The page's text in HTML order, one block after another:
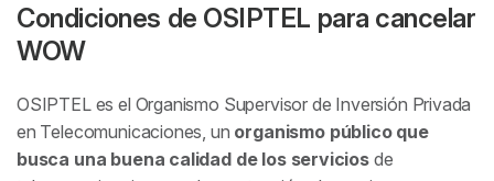
Condiciones de OSIPTEL para cancelar
WOW
OSIPTEL es el Organismo Supervisor de Inversión Privada
en Telecomunicaciones, un organismo público que
busca una buena calidad de los serviciosde